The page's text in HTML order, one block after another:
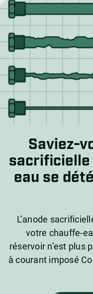
Saviez-
eau se
L’anode
votre chauffe-
réservoir n’est plus
à courant imposé